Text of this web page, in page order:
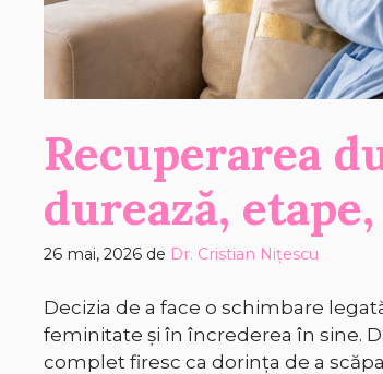
Recuperarea
durează,
26 mai, 2026 de Dr. Cristian Nițescu
Decizia de a face o schimbare
feminitate și în încrederea în sine.
complet firesc ca dorința de a